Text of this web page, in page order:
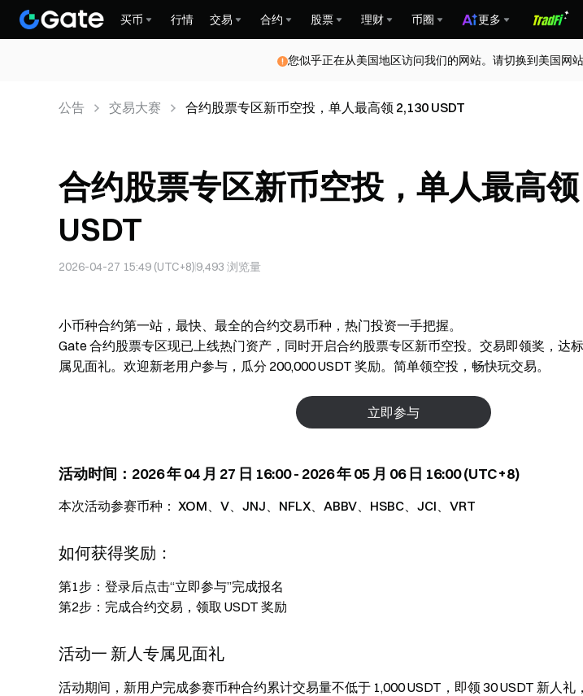
买币 行情 交易 合约 股票 理财 币圈 更多
您似乎正在从美国地区访问我们的网站。请切换到美国网
公告 交易大赛 合约股票专区新币空投，单人最高领 2,130 USDT
合约股票专区新币空投，单人最高
USDT
2026-04-27 15:49 (UTC+8)9,493 浏览量
小币种合约第一站，最快、最全的合约交易币种，热门投资一手把握。
Gate 合约股票专区现已上线热门资产，同时开启合约股票专区新币空投。交易即领奖，达
属见面礼。欢迎新老用户参与，瓜分 200,000 USDT 奖励。简单领空投，畅快玩交易。
立即参与
活动时间：2026 年 04 月 27 日 16:00 - 2026 年 05 月 06 日 16:00 (UTC+8)
本次活动参赛币种： XOM、V、JNJ、NFLX、ABBV、HSBC、JCI、VRT
如何获得奖励：
第1步：登录后点击“立即参与”完成报名
第2步：完成合约交易，领取 USDT 奖励
活动一 新人专属见面礼
活动期间，新用户完成参赛币种合约累计交易量不低于 1,000 USDT，即领 30 USDT 新人礼